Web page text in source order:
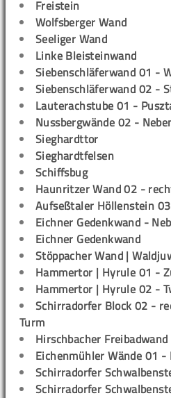
Freistein
Wolfsberger Wand
Seeliger Wand
Linke Bleisteinwand
Siebenschläferwand 01 -
Siebenschläferwand 02 -
Lauterachstube 01 -
Nussbergwände 02 -
Sieghardttor
Sieghardtfelsen
Schiffsbug
Haunritzer Wand 02 -
Aufseßtaler Höllenstein
Eichner Gedenkwand -
Eichner Gedenkwand
Stöppacher Wand |
Hammertor | Hyrule 01 -
Hammertor | Hyrule 02 -
Schirradorfer Block 02 -
Turm
Hirschbacher
Eichenmühler Wände 01 -
Schirradorfer
Schirradorfer